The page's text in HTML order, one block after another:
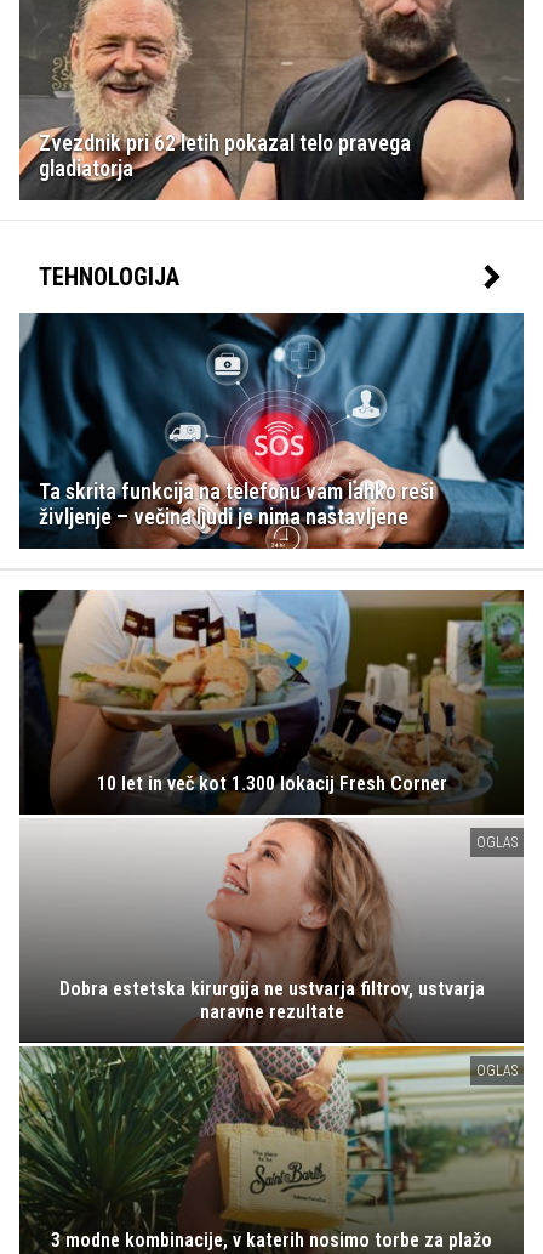
Zvezdnik pri 62 letih pokazal telo pravega
gladiatorja
TEHNOLOGIJA
Ta skrita funkcija na telefonu vam lahko reši
življenje – večina ljudi je nima nastavljene
10 let in več kot 1.300 lokacij Fresh Corner
OGLAS
Dobra estetska kirurgija ne ustvarja filtrov, ustvarja
naravne rezultate
OGLAS
3 modne kombinacije, v katerih nosimo torbe za plažo